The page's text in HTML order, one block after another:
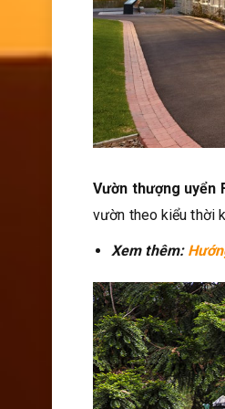
Vườn thượng uyển
vườn theo kiểu thời
Xem thêm: